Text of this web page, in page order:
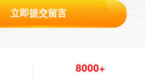
立即提交留言
8000+